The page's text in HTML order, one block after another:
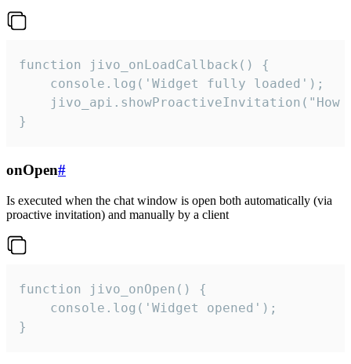
function jivo_onLoadCallback() {
    console.log('Widget fully loaded');
jivo_api.showProactiveInvitation("How
}
onOpen#
Is executed when the chat window is open both automatically (via
proactive invitation) and manually by a client
function jivo_onOpen() {
    console.log('Widget opened');
}